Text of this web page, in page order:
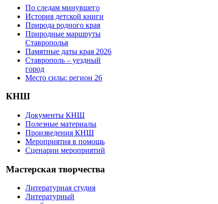
По следам минувшего
История детской книги
Природа родного края
Природные маршруты
Ставрополья
Памятные даты края 2026
Ставрополь – уездный
город
Место силы: регион 26
КНШ
Документы КНШ
Полезные материалы
Произведения КНШ
Мероприятия в помощь
Сценарии мероприятий
Мастерская творчества
Литературная студия
Литературный